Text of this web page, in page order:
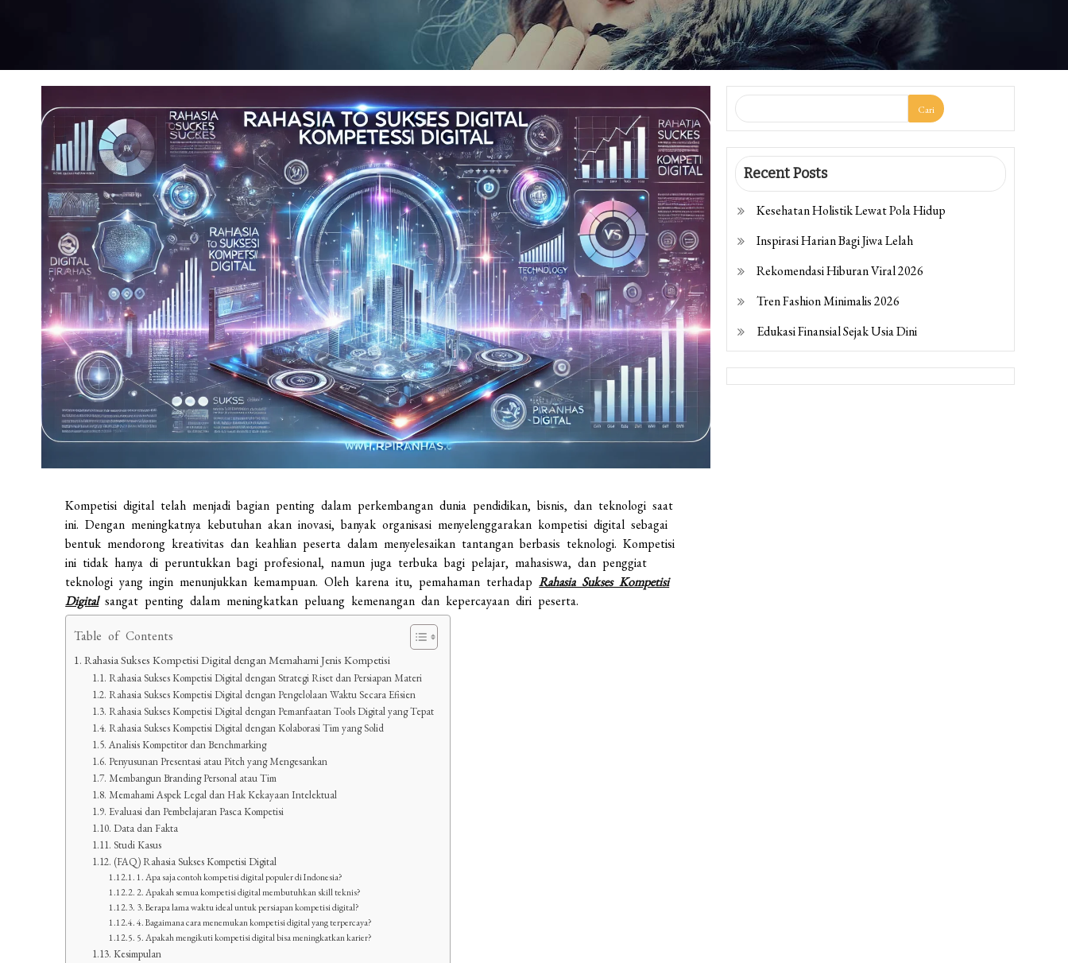
Kompetisi digital telah menjadi bagian penting dalam perkembangan dunia pendidikan, bisnis, dan teknologi saat
ini. Dengan meningkatnya kebutuhan akan inovasi, banyak organisasi menyelenggarakan kompetisi digital sebagai
bentuk mendorong kreativitas dan keahlian peserta dalam menyelesaikan tantangan berbasis teknologi. Kompetisi
ini tidak hanya di peruntukkan bagi profesional, namun juga terbuka bagi pelajar, mahasiswa, dan penggiat
teknologi yang ingin menunjukkan kemampuan. Oleh karena itu, pemahaman terhadapRahasia Sukses Kompetisi
Digitalsangat penting dalam meningkatkan peluang kemenangan dan kepercayaan diri peserta.
Table of Contents
Rahasia Sukses Kompetisi Digital dengan Memahami Jenis Kompetisi
Rahasia Sukses Kompetisi Digital dengan Strategi Riset dan Persiapan Materi
Rahasia Sukses Kompetisi Digital dengan Pengelolaan Waktu Secara Efisien
Rahasia Sukses Kompetisi Digital dengan Pemanfaatan Tools Digital yang Tepat
Rahasia Sukses Kompetisi Digital dengan Kolaborasi Tim yang Solid
Analisis Kompetitor dan Benchmarking
Penyusunan Presentasi atau Pitch yang Mengesankan
Membangun Branding Personal atau Tim
Memahami Aspek Legal dan Hak Kekayaan Intelektual
Evaluasi dan Pembelajaran Pasca Kompetisi
Data dan Fakta
Studi Kasus
(FAQ) Rahasia Sukses Kompetisi Digital
1. Apa saja contoh kompetisi digital populer di Indonesia?
2. Apakah semua kompetisi digital membutuhkan skill teknis?
3. Berapa lama waktu ideal untuk persiapan kompetisi digital?
4. Bagaimana cara menemukan kompetisi digital yang terpercaya?
5. Apakah mengikuti kompetisi digital bisa meningkatkan karier?
Kesimpulan
Cari
Recent Posts
Kesehatan Holistik Lewat Pola Hidup
Inspirasi Harian Bagi Jiwa Lelah
Rekomendasi Hiburan Viral 2026
Tren Fashion Minimalis 2026
Edukasi Finansial Sejak Usia Dini